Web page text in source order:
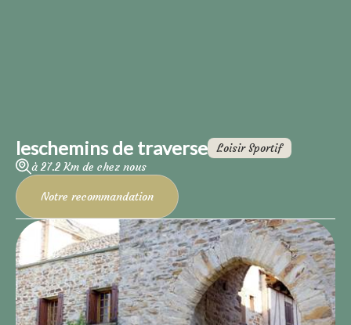
leschemins de traverse
Loisir Sportif
à 27.2 Km de chez nous
Notre recommandation